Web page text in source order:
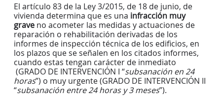
El artículo 83 de la Ley 3/2015, de 18 de junio, de
vivienda determina que es una infracción muy
grave no acometer las medidas y actuaciones de
reparación o rehabilitación derivadas de los
informes de inspección técnica de los edificios, en
los plazos que se señalen en los citados informes,
cuando estas tengan carácter de inmediato
(GRADO DE INTERVENCIÓN I “subsanación en 24
horas”) o muy urgente (GRADO DE INTERVENCIÓN II
“subsanación entre 24 horas y 3 meses”).